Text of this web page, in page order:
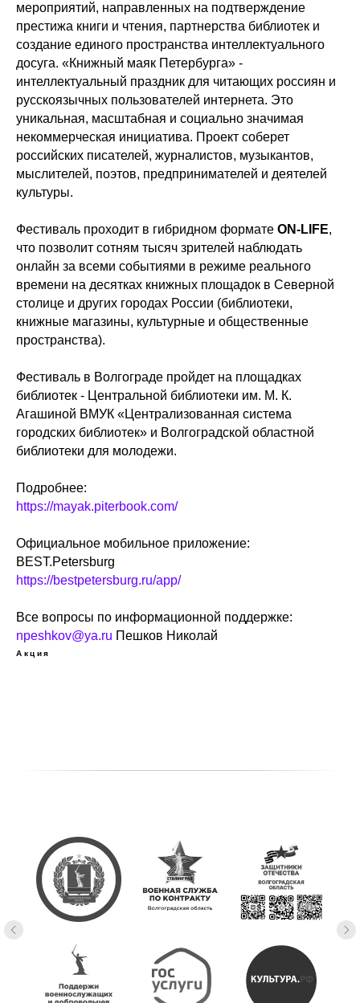
мероприятий, направленных на подтверждение
престижа книги и чтения, партнерства библиотек и
создание единого пространства интеллектуального
досуга. «Книжный маяк Петербурга» -
интеллектуальный праздник для читающих россиян и
русскоязычных пользователей интернета. Это
уникальная, масштабная и социально значимая
некоммерческая инициатива. Проект соберет
российских писателей, журналистов, музыкантов,
мыслителей, поэтов, предпринимателей и деятелей
культуры.
Фестиваль проходит в гибридном формате ON-LIFE,
что позволит сотням тысяч зрителей наблюдать
онлайн за всеми событиями в режиме реального
времени на десятках книжных площадок в Северной
столице и других городах России (библиотеки,
книжные магазины, культурные и общественные
пространства).
Фестиваль в Волгограде пройдет на площадках
библиотек - Центральной библиотеки им. М. К.
Агашиной ВМУК «Централизованная система
городских библиотек» и Волгоградской областной
библиотеки для молодежи.
Подробнее:
https://mayak.piterbook.com/
Официальное мобильное приложение:
BEST.Petersburg
https://bestpetersburg.ru/app/
Все вопросы по информационной поддержке:
npeshkov@ya.ru Пешков Николай
Акция